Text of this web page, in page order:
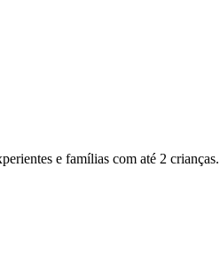
e famílias com até 2 crianças.